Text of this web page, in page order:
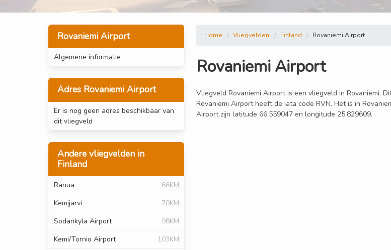
Rovaniemi Airport
Algemene informatie
Adres Rovaniemi Airport
Er is nog geen adres beschikbaar van
dit vliegveld
Andere vliegvelden in
Finland
Ranua
66KM
Kemijarvi
70KM
Sodankyla Airport
98KM
Kemi/Tornio Airport
103KM
Home Vliegvelden Finland Rovaniemi Airport
Rovaniemi Airport
Vliegveld Rovaniemi Airport is een vliegveld in Rovaniemi.
Rovaniemi Airport heeft de iata code RVN. Het is in
Airport zijn latitude 66.559047 en longitude 25.829609.